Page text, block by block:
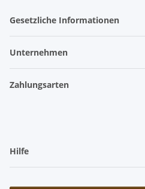
Gesetzliche Informationen
Unternehmen
Zahlungsarten
Hilfe